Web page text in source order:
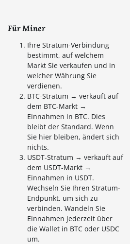
Für Miner
Ihre Stratum-Verbindung
bestimmt, auf welchem
Markt Sie verkaufen und in
welcher Währung Sie
verdienen.
BTC-Stratum → verkauft auf
dem BTC-Markt →
Einnahmen in BTC. Dies
bleibt der Standard. Wenn
Sie hier bleiben, ändert sich
nichts.
USDT-Stratum → verkauft auf
dem USDT-Markt →
Einnahmen in USDT.
Wechseln Sie Ihren Stratum-
Endpunkt, um sich zu
verbinden. Wandeln Sie
Einnahmen jederzeit über
die Wallet in BTC oder USDC
um.